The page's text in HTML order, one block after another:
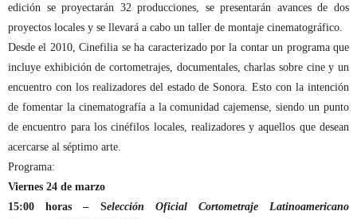
edición se proyectarán 32 producciones, se presentarán avances de dos
proyectos locales y se llevará a cabo un taller de montaje cinematográfico.
Desde el 2010, Cinefilia se ha caracterizado por la contar un programa que
incluye exhibición de cortometrajes, documentales, charlas sobre cine y un
encuentro con los realizadores del estado de Sonora. Esto con la intención
de fomentar la cinematografía a la comunidad cajemense, siendo un punto
de encuentro para los cinéfilos locales, realizadores y aquellos que desean
acercarse al séptimo arte.
Programa:
Viernes 24 de marzo
15:00 horas – Selección Oficial Cortometraje Latinoamericano